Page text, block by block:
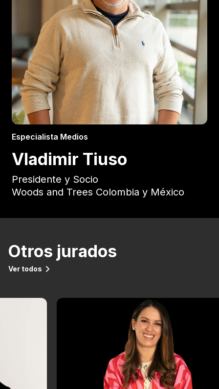
Especialista Medios
Vladimir Tiuso
Presidente y Socio
Woods and Trees Colombia y México
Otros jurados
Ver todos